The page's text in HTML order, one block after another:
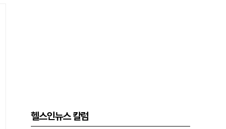
헬스인뉴스 칼럼